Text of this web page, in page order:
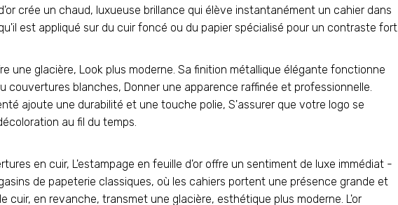
crée un chaud, luxueuse brillance qui élève instantanément un cahier dans
est appliqué sur du cuir foncé ou du papier spécialisé pour un contraste fort.
une glacière, Look plus moderne. Sa finition métallique élégante fonctionne
couvertures blanches, Donner une apparence raffinée et professionnelle.
ajoute une durabilité et une touche polie, S'assurer que votre logo se
au fil du temps.
en cuir, L'estampage en feuille d'or offre un sentiment de luxe immédiat -
de papeterie classiques, où les cahiers portent une présence grande et
cuir, en revanche, transmet une glacière, esthétique plus moderne. L'or